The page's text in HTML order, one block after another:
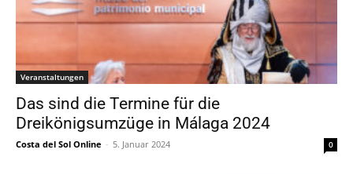
Veranstaltungen
Das sind die Termine für die
Dreikönigsumzüge in Málaga 2024
Costa del Sol Online - 5. Januar 2024 0